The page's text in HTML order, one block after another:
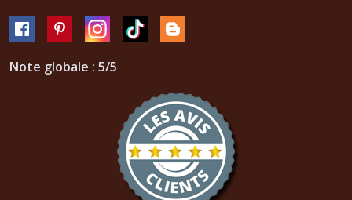
Note globale : 5/5